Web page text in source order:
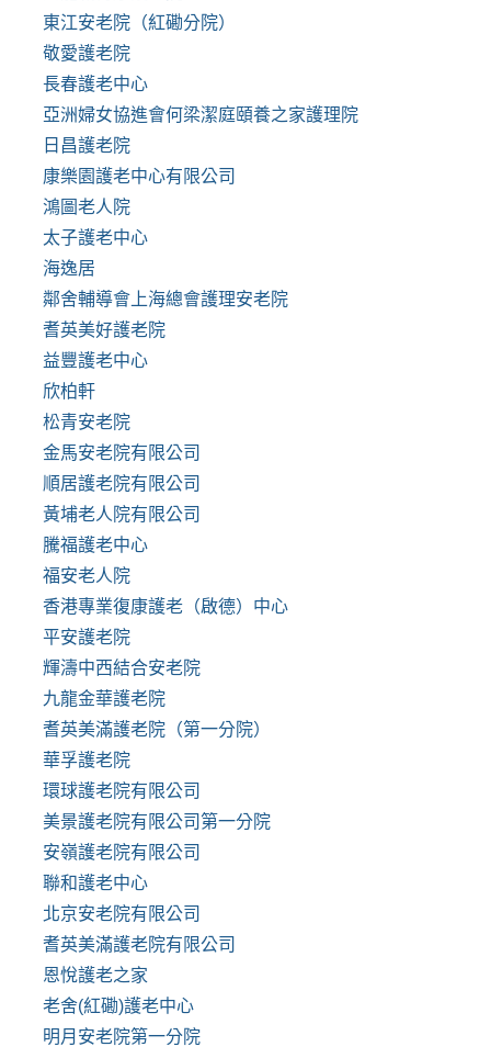
東江安老院（紅磡分院）
敬愛護老院
長春護老中心
亞洲婦女協進會何梁潔庭頤養之家護理院
日昌護老院
康樂園護老中心有限公司
鴻圖老人院
太子護老中心
海逸居
鄰舍輔導會上海總會護理安老院
耆英美好護老院
益豐護老中心
欣柏軒
松青安老院
金馬安老院有限公司
順居護老院有限公司
黃埔老人院有限公司
騰福護老中心
福安老人院
香港專業復康護老（啟德）中心
平安護老院
輝濤中西結合安老院
九龍金華護老院
耆英美滿護老院（第一分院）
華孚護老院
環球護老院有限公司
美景護老院有限公司第一分院
安嶺護老院有限公司
聯和護老中心
北京安老院有限公司
耆英美滿護老院有限公司
恩悅護老之家
老舍(紅磡)護老中心
明月安老院第一分院